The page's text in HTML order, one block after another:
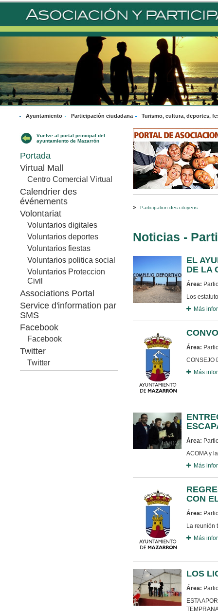
Ayuntamiento Participación ciudadana Turismo, cultura, deportes,
Vuelve al portal principal del
ayuntamiento de Mazarrón
Portada
Virtual Mall
Centro Comercial Virtual
Calendrier des
événements
Volontariat
Voluntarios digitales
Voluntarios deportes
Voluntarios fiestas
Voluntarios politica social
Voluntarios Proteccion
Civil
Associations Portal
Service d'information par
SMS
Facebook
Facebook
Twitter
Twitter
» Participation des citoyens
Noticias -
EL
DE LA
Área:
Los
Más
Área:
CONSEJO
Más
Área:
ACOMA y
Más
CON
Área:
La reunión
Más
LOS
Área:
ESTA